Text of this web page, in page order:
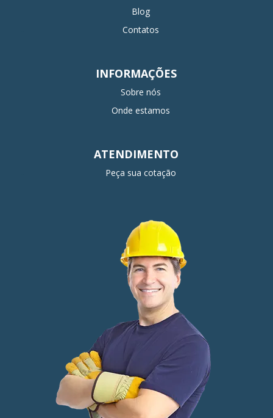
Blog
Contatos
INFORMAÇÕES
Sobre nós
Onde estamos
ATENDIMENTO
Peça sua cotação